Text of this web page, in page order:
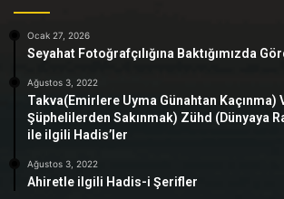
Ocak 27, 2026
Seyahat Fotoğrafçılığına Baktığımızda
Ağustos 3, 2022
Takva(Emirlere Uyma Günahtan Kaçınma)
Şüphelilerden Sakınmak) Zühd (Dünyaya
ile ilgili Hadis’ler
Ağustos 3, 2022
Ahiretle ilgili Hadis-i Şerifler